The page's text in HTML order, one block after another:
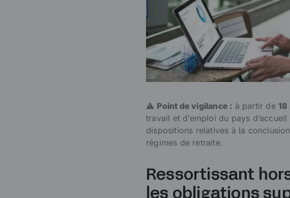
⚠️ Point de vigilance : à partir de
travail et d’emploi du pays
dispositions relatives à la
régimes de retraite.
Ressortissant
les obligations